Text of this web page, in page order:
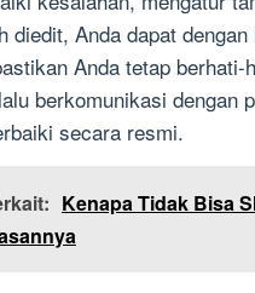
diedit, Anda dapat
Anda tetap
berkomunikasi dengan
secara resmi.
Kenapa Tidak Bisa